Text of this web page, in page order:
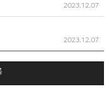
2023.12.07
2023.12.07